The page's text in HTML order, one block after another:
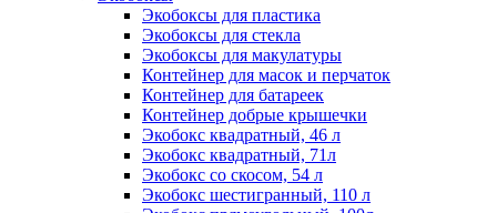
Экобоксы для пластика
Экобоксы для стекла
Экобоксы для макулатуры
Контейнер для масок и перчаток
Контейнер для батареек
Контейнер добрые крышечки
Экобокс квадратный, 46 л
Экобокс квадратный, 71л
Экобокс со скосом, 54 л
Экобокс шестигранный, 110 л